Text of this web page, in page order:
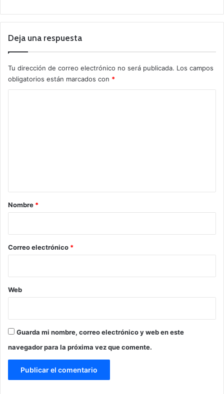
Deja una respuesta
Tu dirección de correo electrónico no será publicada. Los campos
obligatorios están marcados con *
r
*
Nombre *
Correo electrónico *
Web
Guarda mi nombre, correo electrónico y web en este
navegador para la próxima vez que comente.